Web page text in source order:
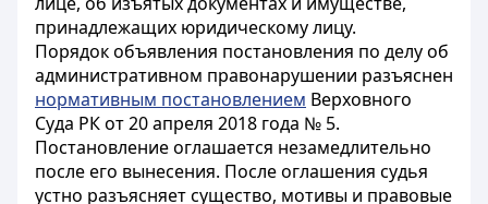
принадлежащих юридическому лицу.
Порядок объявления постановления по делу об
административном правонарушении разъяснен
нормативным постановлением Верховного
Суда РК от 20 апреля 2018 года № 5.
Постановлениеоглашается незамедлительно
после его вынесения. После оглашения судья
устно разъясняет существо, мотивы и правовые